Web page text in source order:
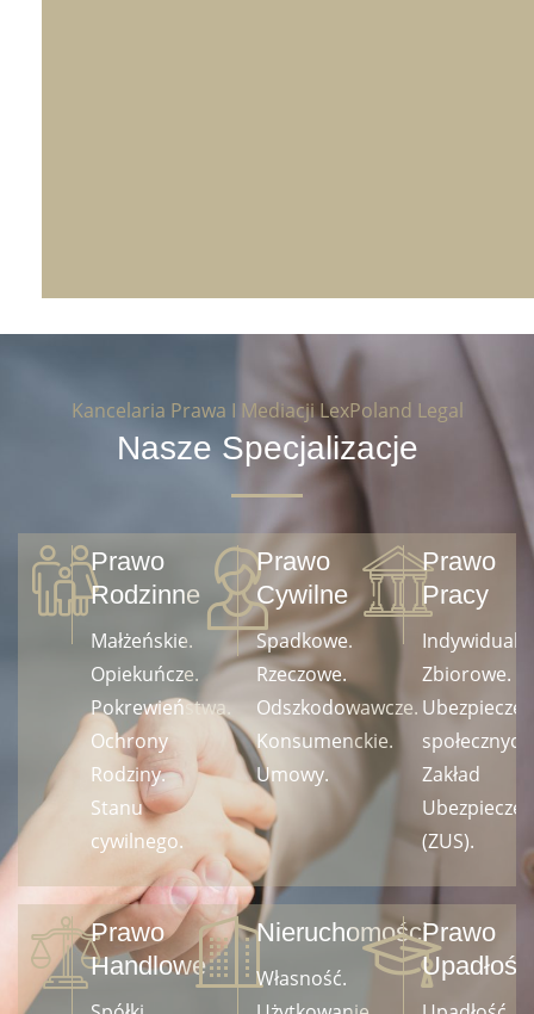
Kancelaria Prawa I Mediacji LexPoland Legal
Nasze Specjalizacje
Prawo
Rodzinne
Małżeńskie.
Opiekuńcze.
Pokrewieństwa.
Ochrony
Rodziny.
Stanu
cywilnego.
Prawo
Cywilne
Spadkowe.
Rzeczowe.
Odszkodowawcze.
Konsumenckie.
Umowy.
Prawo
Pracy
Zbiorowe.
Zakład
(ZUS).
Prawo
Handlowe
Nieruchomości
Własność.
Prawo